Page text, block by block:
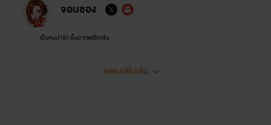
จอนซอง
เป็นคนน่ารัก ยิ้มยากแต่รักจริง
แสดงเพิ่มเติม